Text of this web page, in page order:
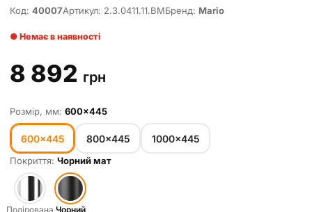
Код: 40007Артикул: 2.3.0411.11.BMБренд: Mario
● Немає в наявності
8 892 грн
Розмір, мм: 600×445
600×445 800×445 1000×445
Покриття: Чорний мат
Полірована Чорний